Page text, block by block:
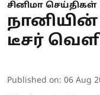
சினிமா செய்திகள்
நானியின்
டீசர்
Published on: 06 Aug